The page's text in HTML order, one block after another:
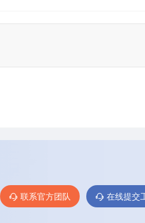
联系官方团队 在线提交